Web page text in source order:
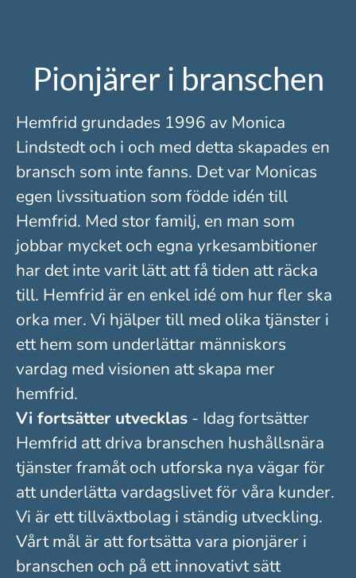
Pionjärer i branschen
Hemfrid grundades 1996 av Monica
Lindstedt och i och med detta skapades en
bransch som inte fanns. Det var Monicas
egen livssituation som födde idén till
Hemfrid. Med stor familj, en man som
jobbar mycket och egna yrkesambitioner
har det inte varit lätt att få tiden att räcka
till. Hemfrid är en enkel idé om hur fler ska
orka mer. Vi hjälper till med olika tjänster i
ett hem som underlättar människors
vardag med visionen att skapa mer
hemfrid.
Vi fortsätter utvecklas - Idag fortsätter
Hemfrid att driva branschen hushållsnära
tjänster framåt och utforska nya vägar för
att underlätta vardagslivet för våra kunder.
Vi är ett tillväxtbolag i ständig utveckling.
Vårt mål är att fortsätta vara pionjärer i
branschen och på ett innovativt sätt